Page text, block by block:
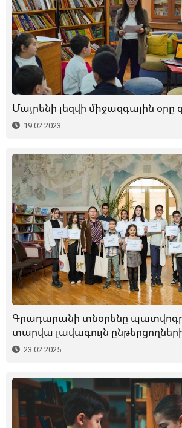
Մայրենի լեզվի միջազգային
19.02.2023
Գրադարանի տնօրենը
տարվա լավագույն
23.02.2025